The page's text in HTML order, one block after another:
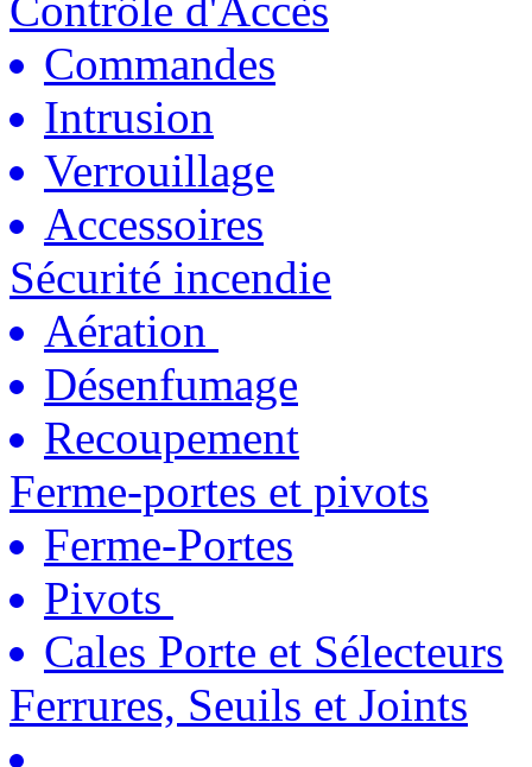
Commandes
Intrusion
Verrouillage
Accessoires
Sécurité incendie
Aération
Désenfumage
Recoupement
Ferme-portes et pivots
Ferme-Portes
Pivots
Cales Porte et Sélecteurs
Ferrures, Seuils et Joints